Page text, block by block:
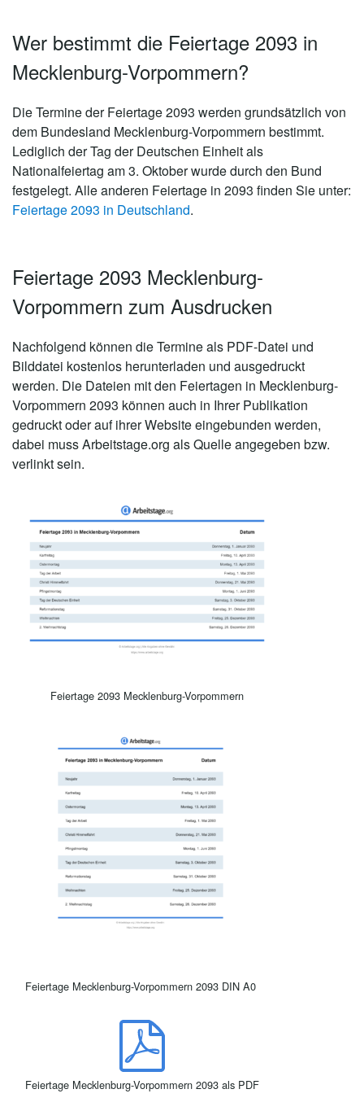
Wer bestimmt die Feiertage 2093 in
Mecklenburg-Vorpommern?
Die Termine der Feiertage 2093 werden grundsätzlich von
dem Bundesland Mecklenburg-Vorpommern bestimmt.
Lediglich der Tag der Deutschen Einheit als
Nationalfeiertag am 3. Oktober wurde durch den Bund
festgelegt. Alle anderen Feiertage in 2093 finden Sie unter:
Feiertage 2093 in Deutschland.
Feiertage 2093 Mecklenburg-
Vorpommern zum Ausdrucken
Nachfolgend können die Termine als PDF-Datei und
Bilddatei kostenlos herunterladen und ausgedruckt
werden. Die Dateien mit den Feiertagen in Mecklenburg-
Vorpommern 2093 können auch in Ihrer Publikation
gedruckt oder auf ihrer Website eingebunden werden,
dabei muss Arbeitstage.org als Quelle angegeben bzw.
verlinkt sein.
Feiertage 2093 Mecklenburg-Vorpommern
Feiertage Mecklenburg-Vorpommern 2093 DIN A0
Feiertage Mecklenburg-Vorpommern 2093 als PDF